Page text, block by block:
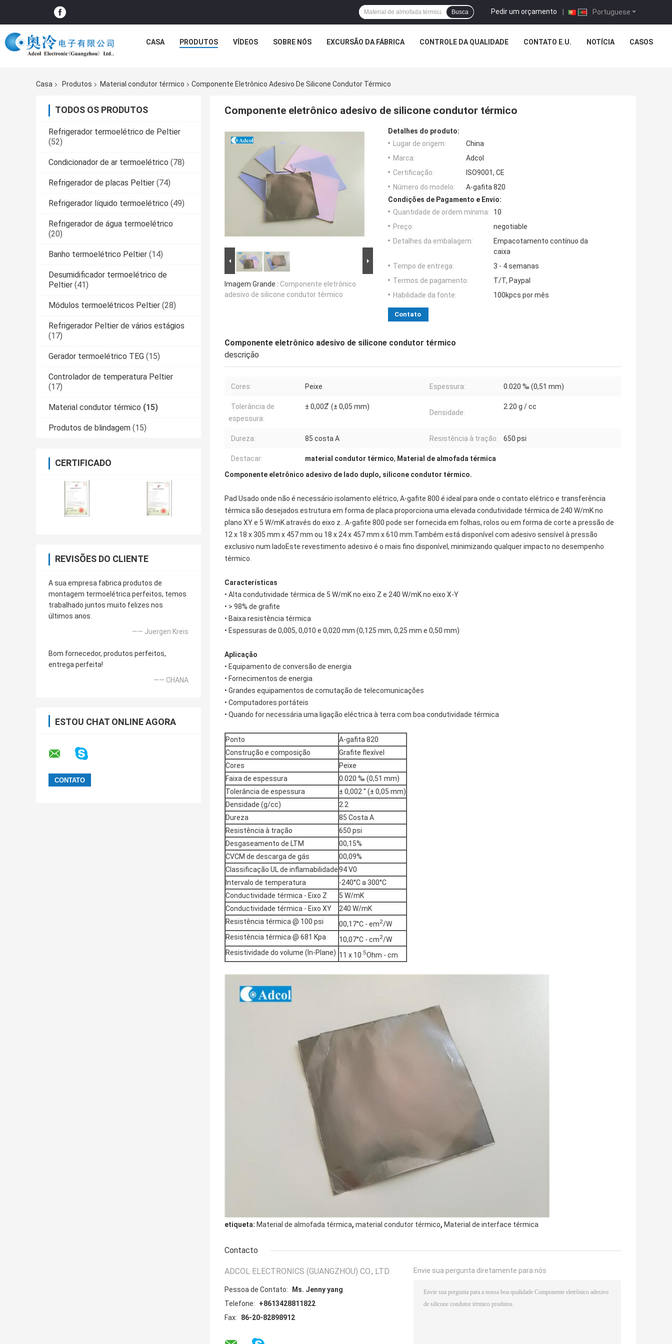
Portuguese
Pedir um orçamento |
Busca
CASA PRODUTOS VÍDEOS SOBRE NÓS EXCURSÃO DA FÁBRICA CONTROLE DA QUALIDADE CONTATO E.U. NOTÍCIA CASOS
Casa Produtos Material condutor térmico Componente Eletrônico Adesivo De Silicone Condutor Térmico
TODOS OS PRODUTOS
Refrigerador termoelétrico de Peltier
(52)
Condicionador de ar termoelétrico (78)
Refrigerador de placas Peltier (74)
Refrigerador líquido termoelétrico (49)
Refrigerador de água termoelétrico
(20)
Banho termoelétrico Peltier (14)
Desumidificador termoelétrico de
Peltier (41)
Módulos termoelétricos Peltier (28)
Refrigerador Peltier de vários estágios
(17)
Gerador termoelétrico TEG (15)
Controlador de temperatura Peltier
(17)
Material condutor térmico (15)
Produtos de blindagem (15)
CERTIFICADO
REVISÕES DO CLIENTE
A sua empresa fabrica produtos de
montagem termoelétrica perfeitos, temos
trabalhado juntos muito felizes nos
últimos anos.
—— Juergen Kreis
Bom fornecedor, produtos perfeitos,
entrega perfeita!
—— CHANA
ESTOU CHAT ONLINE AGORA
Componente eletrônico adesivo de silicone condutor térmico
Imagem Grande : Componente eletrônico
adesivo de silicone condutor térmico
Detalhes do produto:
Lugar de origem:
China
Marca:
Adcol
Certificação:
ISO9001, CE
Número do modelo:
A-gafita 820
Condições de Pagamento e Envio:
Quantidade de ordem mínima:
10
Preço:
negotiable
Detalhes da embalagem:
Empacotamento contínuo da
caixa
Tempo de entrega:
3 - 4 semanas
Termos de pagamento:
T/T, Paypal
Habilidade da fonte:
100kpcs por mês
Contato
Componente eletrônico adesivo de silicone condutor térmico
descrição
Cores: Peixe Espessura: 0.020 ‰ (0,51 mm)
Tolerância de
espessura:
± 0,002 ̊ (± 0,05 mm)
Densidade:
2.20 g / cc
Dureza: 85 costa A Resistência à tração: 650 psi
Destacar: material condutor térmico, Material de almofada térmica
Componente eletrônico adesivo de lado duplo, silicone condutor térmico.
Pad Usado onde não é necessário isolamento elétrico, A-gafite 800 é ideal para onde o contato elétrico e transferência
térmica são desejados.estrutura em forma de placa proporciona uma elevada condutividade térmica de 240 W/mK no
plano XY e 5 W/mK através do eixo z.. A-gafite 800 pode ser fornecida em folhas, rolos ou em forma de corte a pressão de
12 x 18 x 305 mm x 457 mm ou 18 x 24 x 457 mm x 610 mm.Também está disponível com adesivo sensível à pressão
exclusivo num ladoEste revestimento adesivo é o mais fino disponível, minimizando qualquer impacto no desempenho
térmico.
Características
• Alta condutividade térmica de 5 W/mK no eixo Z e 240 W/mK no eixo X-Y
• > 98% de grafite
• Baixa resistência térmica
• Espessuras de 0,005, 0,010 e 0,020 mm (0,125 mm, 0,25 mm e 0,50 mm)
Aplicação
• Equipamento de conversão de energia
• Fornecimentos de energia
• Grandes equipamentos de comutação de telecomunicações
• Computadores portáteis
• Quando for necessária uma ligação eléctrica à terra com boa condutividade térmica
Ponto
A-gafita 820
Construção e composição
Grafite flexível
Cores
Peixe
Faixa de espessura
0.020 ‰ (0,51 mm)
Tolerância de espessura
± 0,002 ′′ (± 0,05 mm)
Densidade (g/cc)
2.2
Dureza
85 Costa A
Resistência à tração
650 psi
Desgaseamento de LTM
00,15%
CVCM de descarga de gás
00,09%
Classificação UL de inflamabilidade94 V0
Intervalo de temperatura
-240°C a 300°C
Conductividade térmica - Eixo Z
5 W/mK
Conductividade térmica - Eixo XY
240 W/mK
Resistência térmica @ 100 psi
00,17°C - em2/W
Resistência térmica @ 681 Kpa
10,07°C - cm2/W
Resistividade do volume (In-Plane) 11 x 10.5Ohm - cm
etiqueta: Material de almofada térmica, material condutor térmico, Material de interface térmica
Contacto
ADCOL ELECTRONICS (GUANGZHOU) CO., LTD.
Pessoa de Contato:
Ms. Jenny yang
Telefone:
+8613428811822
Fax:
86-20-82898912
Envie sua pergunta diretamente para nós